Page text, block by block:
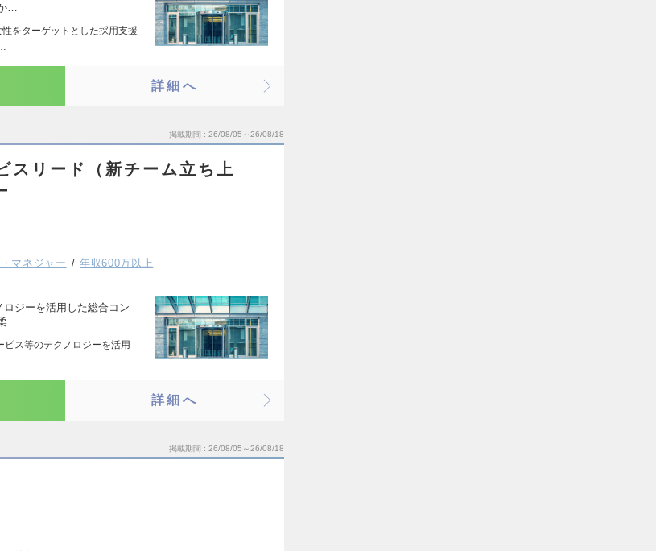
…
をターゲットとした採用支援
詳細へ
掲載期間 26/08/05～26/08/18
スリード（新チーム立ち上
マネジャー 年収600万以上
ジーを活用した総合コン
…
ス等のテクノロジーを活用
詳細へ
掲載期間 26/08/05～26/08/18